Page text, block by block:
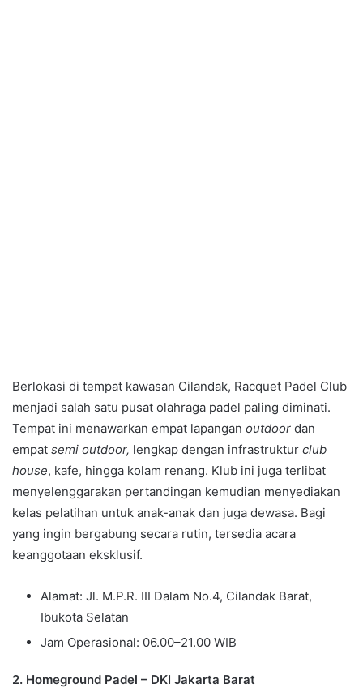
Berlokasi di tempat kawasan Cilandak, Racquet Padel Club
menjadi salah satu pusat olahraga padel paling diminati.
Tempat ini menawarkan empat lapangan outdoor dan
empat semi outdoor, lengkap dengan infrastruktur club
house, kafe, hingga kolam renang. Klub ini juga terlibat
menyelenggarakan pertandingan kemudian menyediakan
kelas pelatihan untuk anak-anak dan juga dewasa. Bagi
yang ingin bergabung secara rutin, tersedia acara
keanggotaan eksklusif.
Alamat: Jl. M.P.R. III Dalam No.4, Cilandak Barat,
Ibukota Selatan
Jam Operasional: 06.00–21.00 WIB
2. Homeground Padel – DKI Jakarta Barat